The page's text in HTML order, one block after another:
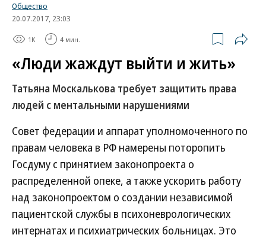
Общество
20.07.2017, 23:03
1K 4 мин.
«Люди жаждут выйти и жить»
Татьяна Москалькова требует защитить права
людей с ментальными нарушениями
Совет федерации и аппарат уполномоченного по
правам человека в РФ намерены поторопить
Госдуму с принятием законопроекта о
распределенной опеке, а также ускорить работу
над законопроектом о создании независимой
пациентской службы в психоневрологических
интернатах и психиатрических больницах. Это